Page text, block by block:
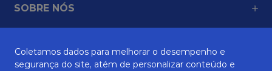
SOBRE NÓS
ATENDIMENTO
Coletamos dados para melhorar o desempenho e
segurança do site, atém de personalizar conteúdo e